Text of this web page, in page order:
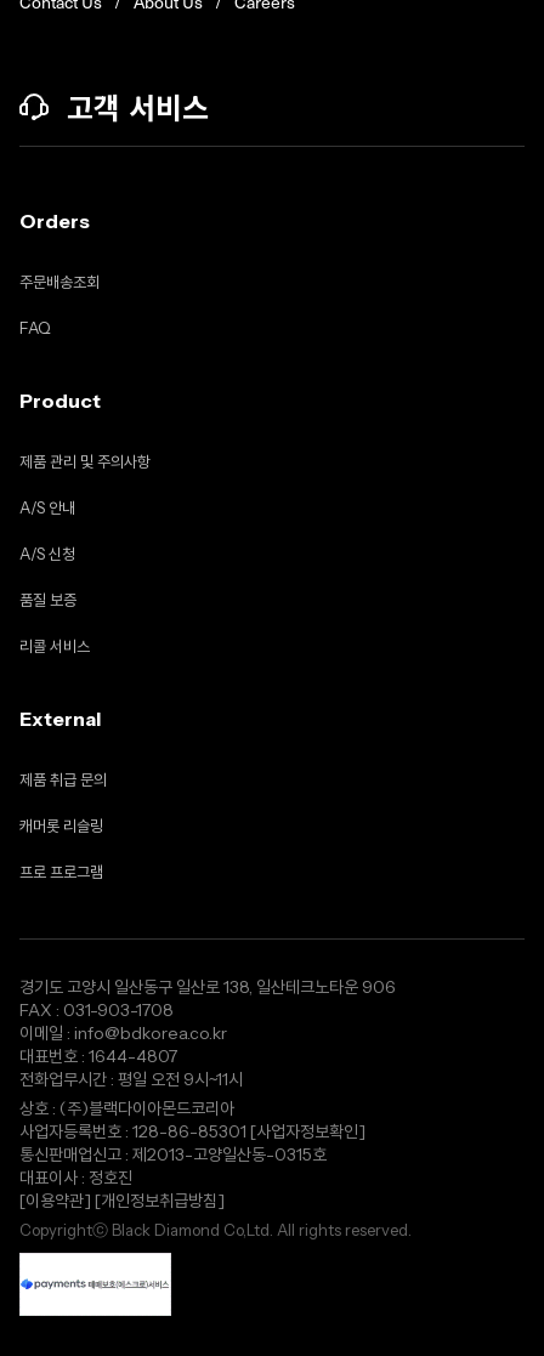
고객 서비스
Orders
주문배송조회
FAQ
Product
제품 관리 및 주의사항
A/S 안내
A/S 신청
품질 보증
리콜 서비스
External
제품 취급 문의
캐머롯 리슬링
프로 프로그램
경기도 고양시 일산동구 일산로 138, 일산테크노타운 906
FAX : 031-903-1708
이메일 : info@bdkorea.co.kr
대표번호 : 1644-4807
전화업무시간 : 평일 오전 9시~11시
상호 : (주)블랙다이아몬드코리아
사업자등록번호 : 128-86-85301 [사업자정보확인]
통신판매업신고 : 제2013-고양일산동-0315호
대표이사 : 정호진
[이용약관] [개인정보취급방침]
Copyrightⓒ Black Diamond Co,Ltd. All rights reserved.